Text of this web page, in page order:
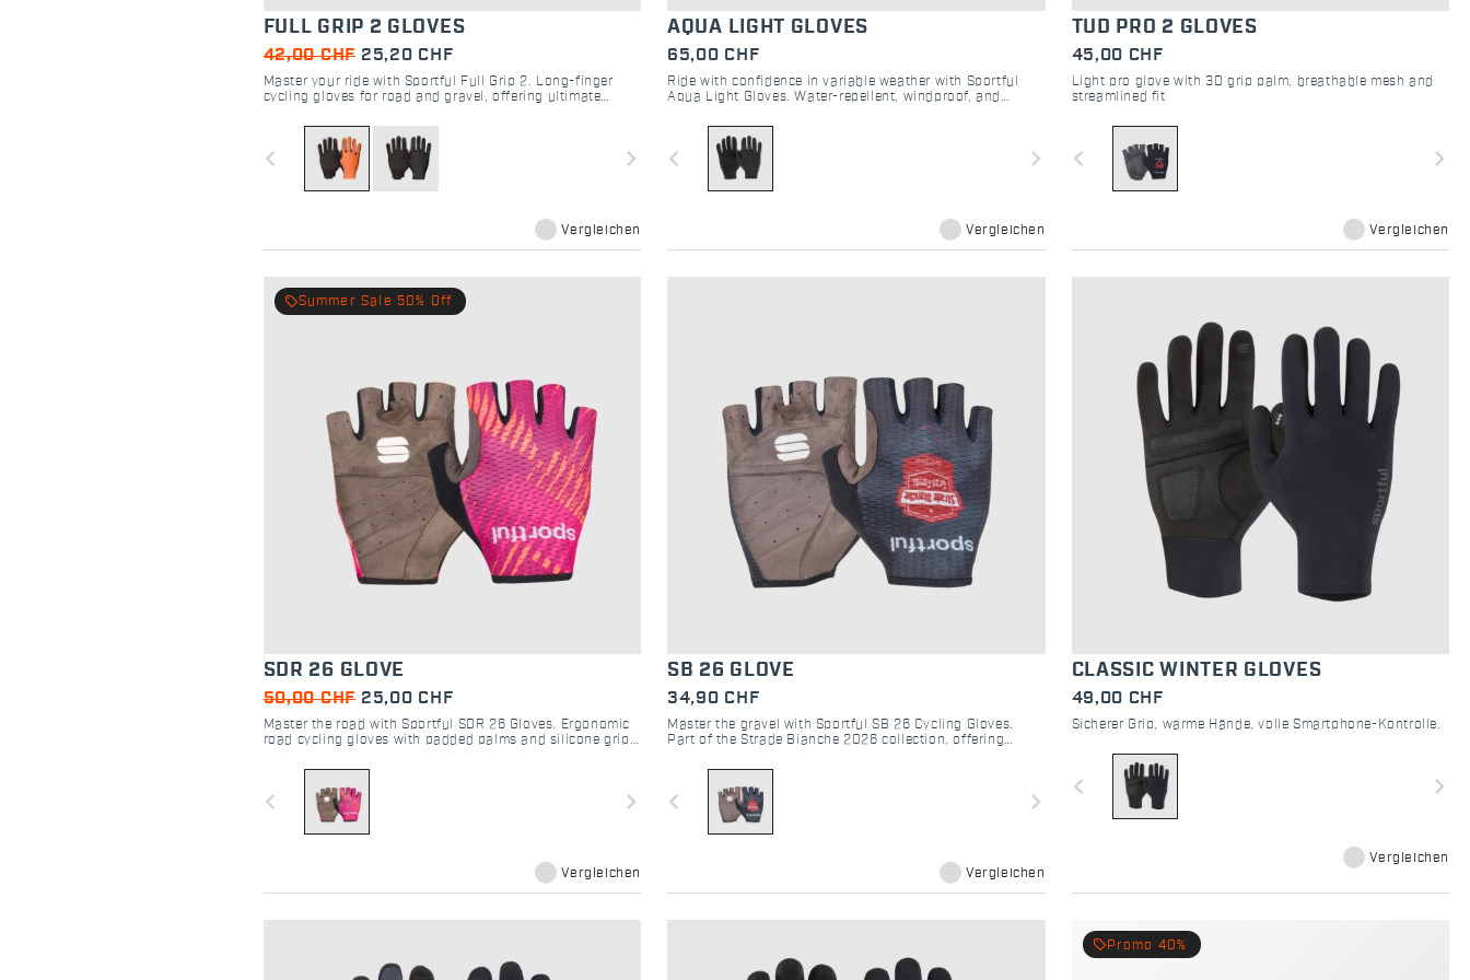
FULL GRIP 2 GLOVES
42,00 CHF 25,20 CHF
Master your ride with Sportful Full Grip 2. Long-finger
cycling gloves for road and gravel, offering ultimate
navigate_before navigate_next
Vergleichen
AQUA LIGHT GLOVES
65,00 CHF
Ride with confidence in variable weather with Sportful
Aqua Light Gloves. Water-repellent, windproof, and
navigate_before navigate_next
Vergleichen
TUD PRO 2 GLOVES
45,00 CHF
Light pro glove with 3D grip palm, breathable mesh and
streamlined fit
navigate_before navigate_next
Vergleichen
local_offerSummer Sale 50% Off
SDR 26 GLOVE
50,00 CHF 25,00 CHF
Master the road with Sportful SDR 26 Gloves. Ergonomic
road cycling gloves with padded palms and silicone grip
navigate_before navigate_next
Vergleichen
SB 26 GLOVE
34,90 CHF
Master the gravel with Sportful SB 26 Cycling Gloves.
Part of the Strade Bianche 2026 collection, offering
navigate_before navigate_next
Vergleichen
CLASSIC WINTER GLOVES
49,00 CHF
Sicherer Grip, warme Hände, volle Smartphone-Kontrolle.
navigate_before navigate_next
Vergleichen
local_offer Promo 40%